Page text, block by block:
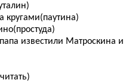
кругами(паутина)
известили Матроскина и